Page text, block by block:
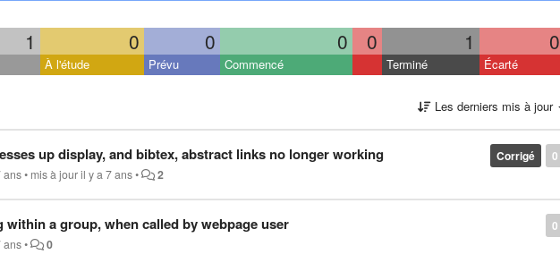
1 0 0 0 0 1 0
À l'étude Prévu Commencé Terminé Écarté
Les derniers mis à jour
0
Corrigé
up display, and bibtex, abstract links no longer working
ans• mis à jouril y a 7 ans• 2
0
within a group, when called by webpage user
ans• 0